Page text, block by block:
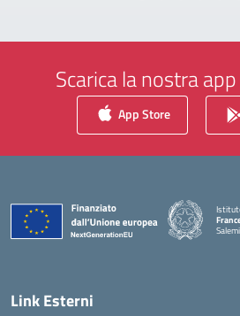
Scarica la nostra
App Store
Link Esterni